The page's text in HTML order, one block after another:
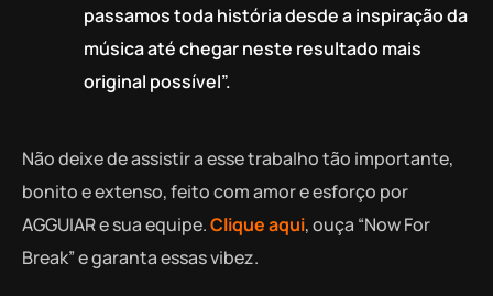
passamos toda história desde a inspiração da
música até chegar neste resultado mais
original possível”.
Não deixe de assistir a esse trabalho tão importante,
bonito e extenso, feito com amor e esforço por
AGGUIAR e sua equipe.Clique aqui, ouça “Now For
Break” e garanta essas vibez.